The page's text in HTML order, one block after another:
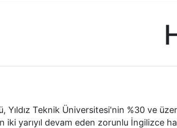
Yıldız Teknik Üniversitesi'nin %30 ve
iki yarıyıl devam eden zorunlu İngilizce